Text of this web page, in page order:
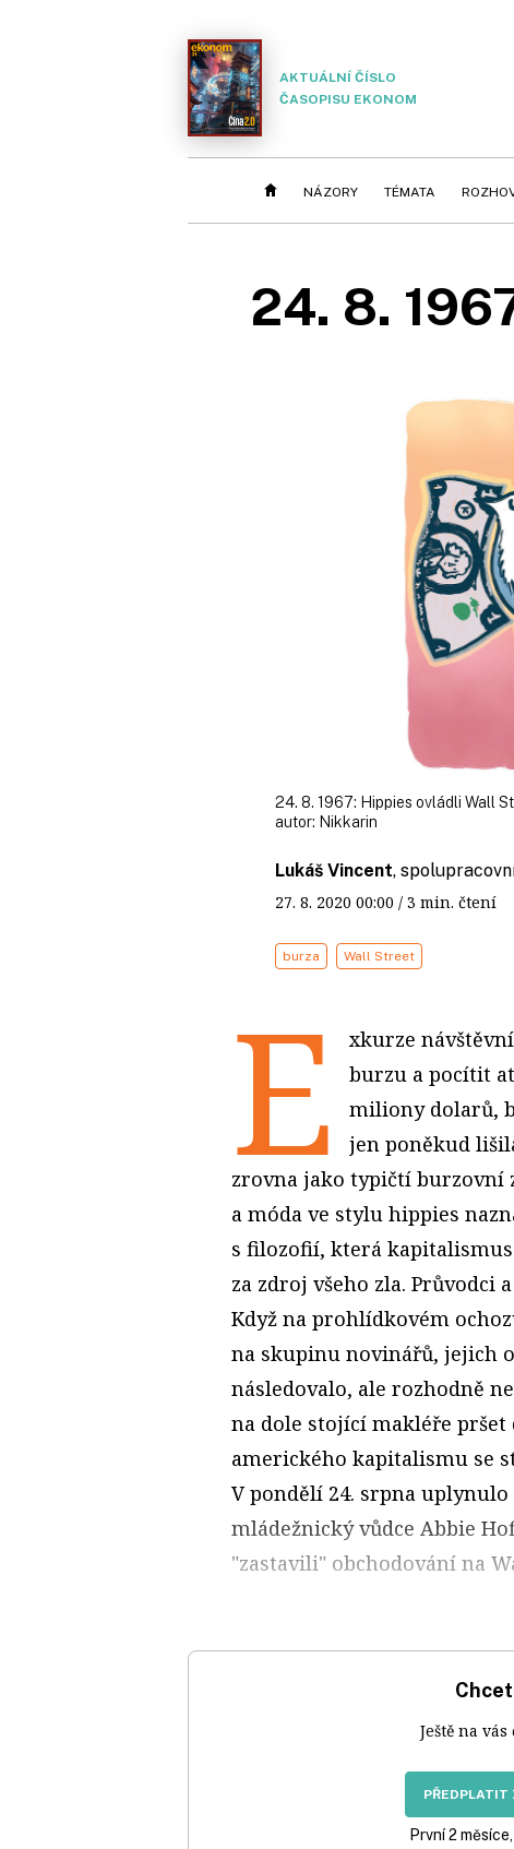
AKTUÁLNÍ ČÍSLO
ČASOPISU EKONOM
NÁZORY TÉMATA
24. 8.
24. 8. 1967: Hippies ovládli Wall
autor: Nikkarin
Lukáš Vincent,
27. 8. 2020 00:00 / 3 min. čtení
burza Wall Street
E
xkurze
burzu a pocítit
miliony dolarů,
jen poněkud
zrovna jako typičtí burzovní
a móda ve stylu hippies
s filozofií, která
za zdroj všeho zla. Průvodci
Když na prohlídkovém
na skupinu novinářů, jejich
následovalo, ale rozhodně
na dole stojící makléře pršet
amerického kapitalismu se
V pondělí 24. srpna
mládežnický vůdce Abbie
"zastavili" obchodování na
Ještě na
PŘEDPLATIT
První 2